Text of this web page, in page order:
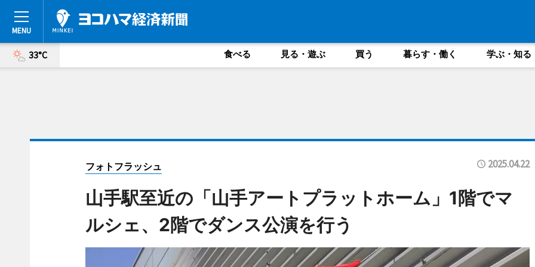
33°C 食べる 見る・遊ぶ 買う 暮らす・働く 学ぶ・知る
フォトフラッシュ 2025.04.22
山手駅至近の「山手アートプラットホーム」1階でマ
ルシェ、2階でダンス公演を行う